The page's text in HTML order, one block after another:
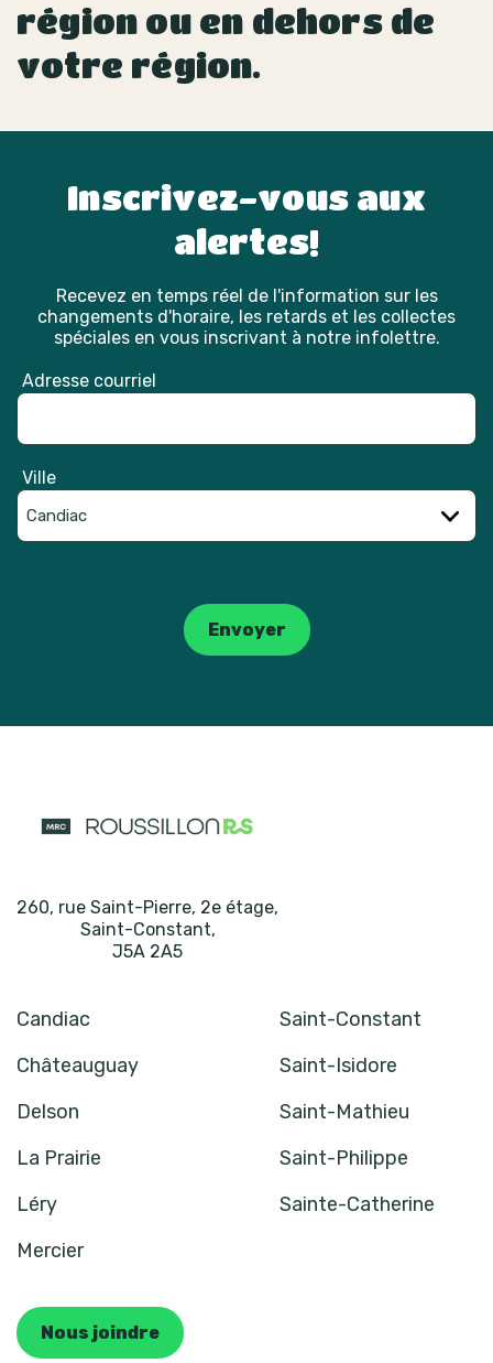
région ou en dehors de
votre région.
Inscrivez-vous aux
alertes!
Recevez en temps réel de l'information sur les
changements d'horaire, les retards et les collectes
spéciales en vous inscrivant à notre infolettre.
Adresse courriel
Ville
Envoyer
260, rue Saint-Pierre, 2e étage,
Saint-Constant,
J5A 2A5
Candiac
Saint-Constant
Châteauguay
Saint-Isidore
Delson
Saint-Mathieu
La Prairie
Saint-Philippe
Léry
Sainte-Catherine
Mercier
Nous joindre